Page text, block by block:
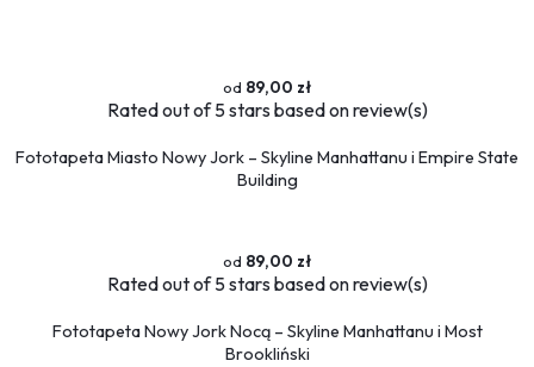
Piłka nożna
Kamień
89,00 zł
Ratedout of 5 stars based onreview(s)
Fototapeta Miasto Nowy Jork – Skyline Manhattanu i Empire State
Building
89,00 zł
Ratedout of 5 stars based onreview(s)
Fototapeta Nowy Jork Nocą – Skyline Manhattanu i Most
Brookliński